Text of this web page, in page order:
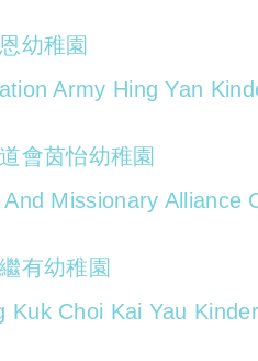
幼稚園
Army Hing Yan
會茵怡幼稚園
Missionary Alliance
有幼稚園
Kuk Choi Kai Yau